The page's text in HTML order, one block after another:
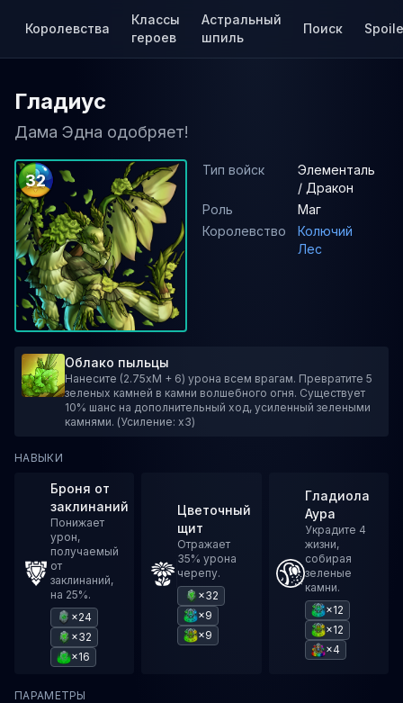
Королевства
Классы
героев
Астральный
шпиль
Поиск
Гладиус
Дама Эдна одобряет!
32
Тип войск
Элементаль
/ Дракон
Роль
Маг
Королевство
Колючий
Лес
Облако пыльцы
Нанесите (2.75xM + 6) урона всем врагам. Превратите 5
зеленых камней в камни волшебного огня. Существует
10% шанс на дополнительный ход, усиленный зелеными
камнями. (Усиление: x3)
НАВЫКИ
Броня от
заклинаний
Понижает
урон,
получаемый
от
заклинаний,
на 25%.
×24
×32
×16
Цветочный
щит
Отражает
35% урона
черепу.
×32
×9
×9
Гладиола
Аура
Украдите 4
жизни,
собирая
зеленые
камни.
×12
×12
×4
ПАРАМЕТРЫ